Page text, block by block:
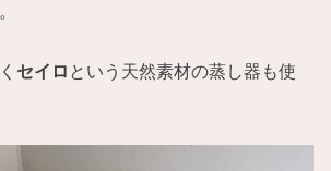
セイロ という天然素材の蒸し器も使